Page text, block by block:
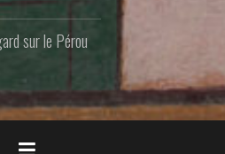
sur le Pérou